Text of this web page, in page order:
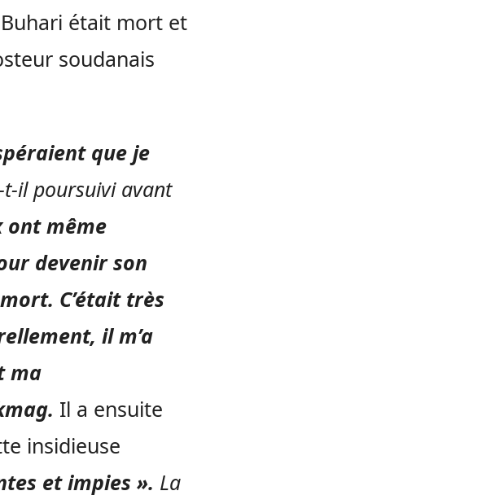
était mort et
soudanais
que je
t-il poursuivi avant
ont même
devenir son
C’était très
il m’a
ma
Il a ensuite
insidieuse
et impies ». La